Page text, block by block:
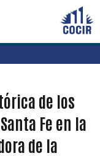
de los
Fe en la
de la